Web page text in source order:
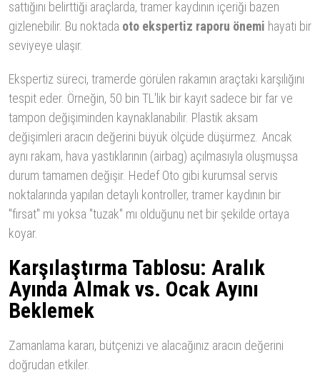
sattığını belirttiği araçlarda, tramer kaydının içeriği bazen
gizlenebilir. Bu noktada oto ekspertiz raporu önemi hayati bir
seviyeye ulaşır.
Ekspertiz süreci, tramerde görülen rakamın araçtaki karşılığını
tespit eder. Örneğin, 50 bin TL'lik bir kayıt sadece bir far ve
tampon değişiminden kaynaklanabilir. Plastik aksam
değişimleri aracın değerini büyük ölçüde düşürmez. Ancak
aynı rakam, hava yastıklarının (airbag) açılmasıyla oluşmuşsa
durum tamamen değişir. Hedef Oto gibi kurumsal servis
noktalarında yapılan detaylı kontroller, tramer kaydının bir
"fırsat" mı yoksa "tuzak" mı olduğunu net bir şekilde ortaya
koyar.
Karşılaştırma Tablosu: Aralık
Ayında Almak vs. Ocak Ayını
Beklemek
Zamanlama kararı, bütçenizi ve alacağınız aracın değerini
doğrudan etkiler.